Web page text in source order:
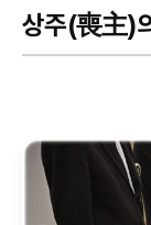
상주(喪主)